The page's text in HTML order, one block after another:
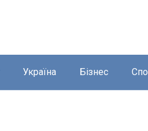
Україна Бізнес